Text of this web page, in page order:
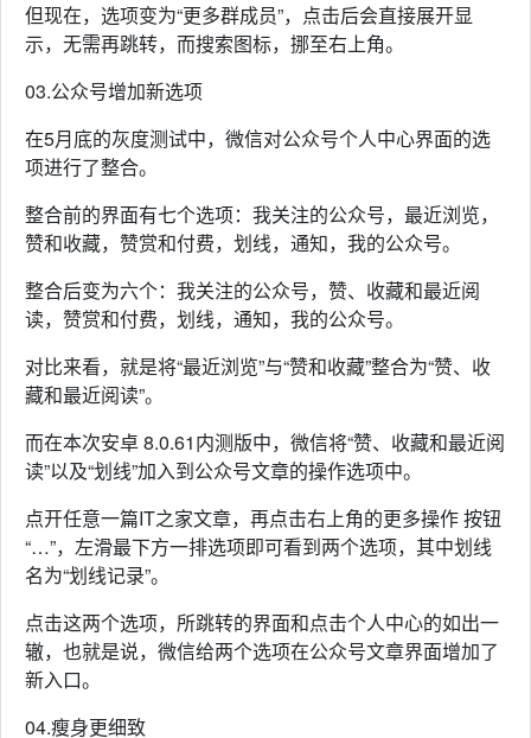
但现在，选项变为“更多群成员”，点击后会直接展开显
示，无需再跳转，而搜索图标，挪至右上角。
03.公众号增加新选项
在5月底的灰度测试中，微信对公众号个人中心界面的选
项进行了整合。
整合前的界面有七个选项：我关注的公众号，最近浏览，
赞和收藏，赞赏和付费，划线，通知，我的公众号。
整合后变为六个：我关注的公众号，赞、收藏和最近阅
读，赞赏和付费，划线，通知，我的公众号。
对比来看，就是将“最近浏览”与“赞和收藏”整合为“赞、收
藏和最近阅读”。
而在本次安卓 8.0.61内测版中，微信将“赞、收藏和最近阅
读”以及“划线”加入到公众号文章的操作选项中。
点开任意一篇IT之家文章，再点击右上角的更多操作 按钮
“…”，左滑最下方一排选项即可看到两个选项，其中划线
名为“划线记录”。
点击这两个选项，所跳转的界面和点击个人中心的如出一
辙，也就是说，微信给两个选项在公众号文章界面增加了
新入口。
04.瘦身更细致